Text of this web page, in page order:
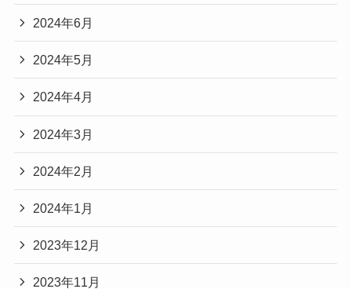
2024年6月
2024年5月
2024年4月
2024年3月
2024年2月
2024年1月
2023年12月
2023年11月